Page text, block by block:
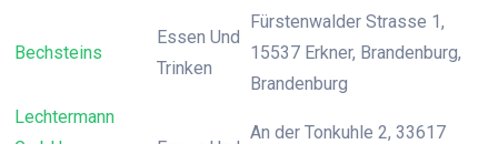
Bechsteins
Essen Und
Trinken
Fürstenwalder Strasse 1,
15537 Erkner, Brandenburg,
Brandenburg
Lechtermann
An der Tonkuhle 2, 33617